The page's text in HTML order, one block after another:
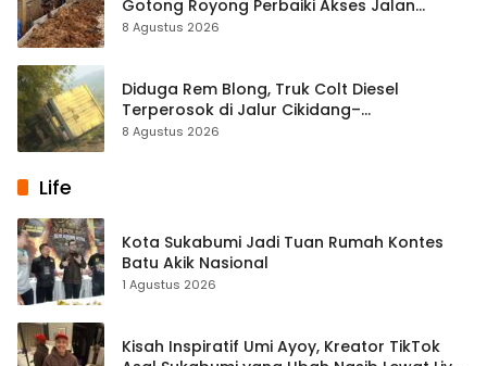
Gotong Royong Perbaiki Akses Jalan
Majelis Ta’lim di Sagaranten
8 Agustus 2026
Diduga Rem Blong, Truk Colt Diesel
Terperosok di Jalur Cikidang–
Palabuhanratu
8 Agustus 2026
Life
Kota Sukabumi Jadi Tuan Rumah Kontes
Batu Akik Nasional
1 Agustus 2026
Kisah Inspiratif Umi Ayoy, Kreator TikTok